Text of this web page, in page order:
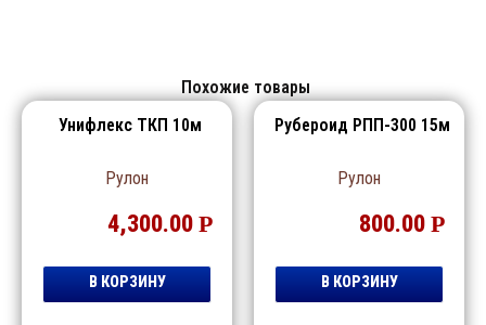
Похожие товары
Унифлекс ТКП 10м
Рулон
4,300.00 Р
В КОРЗИНУ
Рубероид РПП-300 15м
Рулон
800.00 Р
В КОРЗИНУ